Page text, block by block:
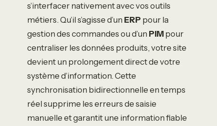
s’interfacer nativement avec vos outils
métiers. Qu’il s’agisse d’un ERP pour la
gestion des commandes ou d’un PIM pour
centraliser les données produits, votre site
devient un prolongement direct de votre
système d’information. Cette
synchronisation bidirectionnelle en temps
réel supprime les erreurs de saisie
manuelle et garantit une information fiable